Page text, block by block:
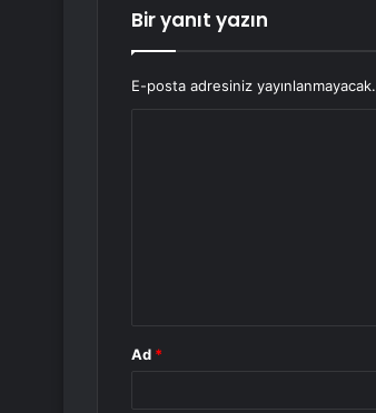
Bir yanıt yazın
E-posta adresiniz yayınlanmayacak.
Ad *